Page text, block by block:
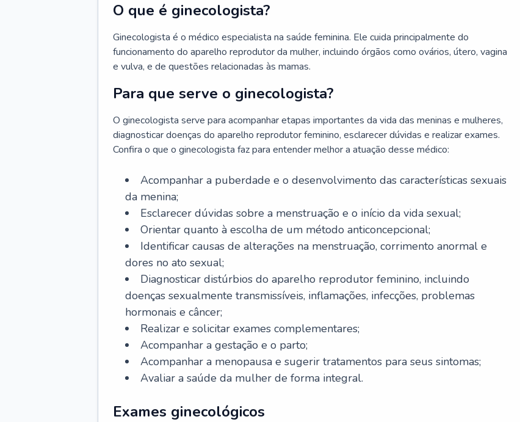
O que é ginecologista?
Ginecologista é o médico especialista na saúde feminina. Ele cuida principalmente do
funcionamento do aparelho reprodutor da mulher, incluindo órgãos como ovários, útero, vagina
e vulva, e de questões relacionadas às mamas.
Para que serve o ginecologista?
O ginecologista serve para acompanhar etapas importantes da vida das meninas e mulheres,
diagnosticar doenças do aparelho reprodutor feminino, esclarecer dúvidas e realizar exames.
Confira o que o ginecologista faz para entender melhor a atuação desse médico:
Acompanhar a puberdade e o desenvolvimento das características sexuais
da menina;
Esclarecer dúvidas sobre a menstruação e o início da vida sexual;
Orientar quanto à escolha de um método anticoncepcional;
Identificar causas de alterações na menstruação, corrimento anormal e
dores no ato sexual;
Diagnosticar distúrbios do aparelho reprodutor feminino, incluindo
doenças sexualmente transmissíveis, inflamações, infecções, problemas
hormonais e câncer;
Realizar e solicitar exames complementares;
Acompanhar a gestação e o parto;
Acompanhar a menopausa e sugerir tratamentos para seus sintomas;
Avaliar a saúde da mulher de forma integral.
Exames ginecológicos